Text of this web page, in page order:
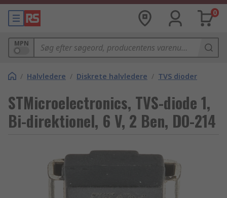
0
MPN
/ Halvledere / Diskrete halvledere / TVS dioder
STMicroelectronics, TVS-diode 1,
Bi-direktionel, 6 V, 2 Ben, DO-214